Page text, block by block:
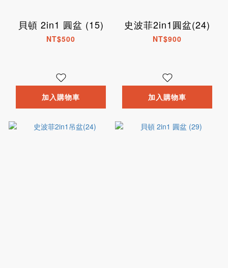
貝頓 2in1 圓盆 (15)
NT$500
加入購物車
史波菲2in1圓盆(24)
NT$900
加入購物車